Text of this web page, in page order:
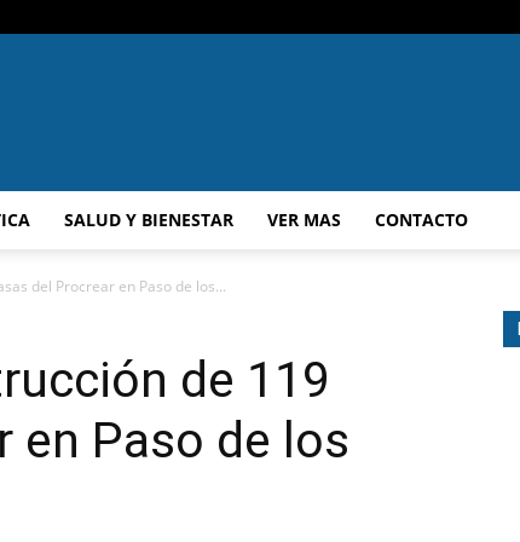
A.F.N
SALUD Y BIENESTAR VER MAS CONTACTO
del Procrear en Paso de los...
de 119
en Paso de los